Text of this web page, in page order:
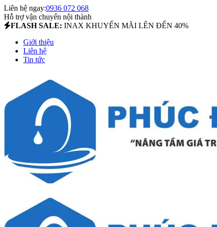
Liên hệ ngay:0936 072 068
Hỗ trợ vận chuyển nội thành
FLASH SALE: INAX KHUYẾN MÃI LÊN ĐẾN 40%
Giới thiệu
Liên hệ
Tin tức